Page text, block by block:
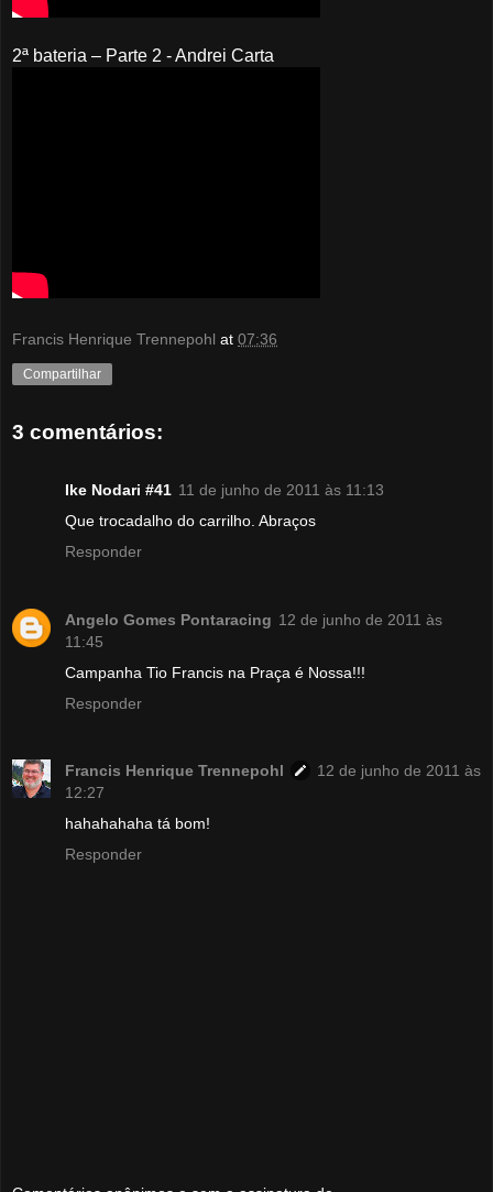
2ª bateria – Parte 2 - Andrei Carta
Francis Henrique Trennepohl at 07:36
Compartilhar
3 comentários:
Ike Nodari #41 11 de junho de 2011 às 11:13
Que trocadalho do carrilho. Abraços
Responder
Angelo Gomes Pontaracing 12 de junho de 2011 às
11:45
Campanha Tio Francis na Praça é Nossa!!!
Responder
Francis Henrique Trennepohl
12 de junho de 2011 às
12:27
hahahahaha tá bom!
Responder